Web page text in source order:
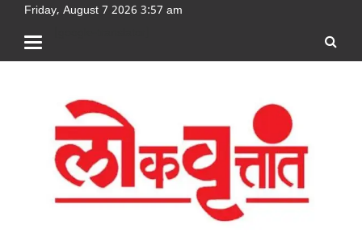
Friday, August 7 2026 3:57 am